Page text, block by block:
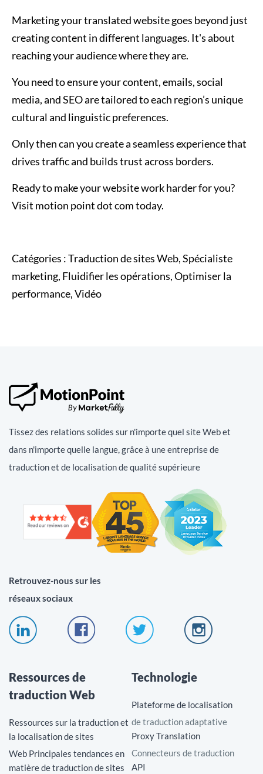
Marketing your translated website goes beyond just
creating content in different languages. It's about
reaching your audience where they are.
You need to ensure your content, emails, social
media, and SEO are tailored to each region’s unique
cultural and linguistic preferences.
Only then can you create a seamless experience that
drives traffic and builds trust across borders.
Ready to make your website work harder for you?
Visit motion point dot com today.
Catégories :Traduction de sites Web, Spécialiste
marketing, Fluidifier les opérations, Optimiser la
performance, Vidéo
Tissez des relations solides sur n'importe quel site Web et
dans n'importe quelle langue, grâce à une entreprise de
traduction et de localisation de qualité supérieure
Retrouvez-nous sur les
réseaux sociaux
Ressources de
traduction Web
Ressources sur la traduction et
la localisation de sites
Web Principales tendances en
matière de traduction de sites
Technologie
Plateforme de localisation
de traduction adaptative
Proxy Translation
Connecteurs de traduction
API